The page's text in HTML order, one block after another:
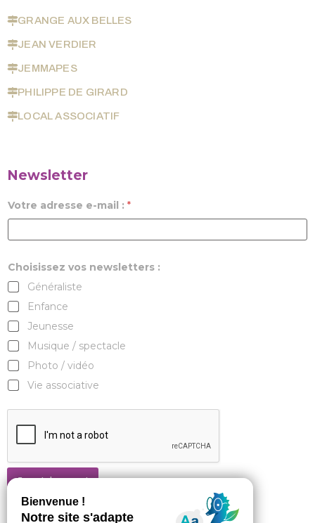
GRANGE AUX BELLES
JEAN VERDIER
JEMMAPES
PHILIPPE DE GIRARD
LOCAL ASSOCIATIF
Newsletter
Votre adresse e-mail : *
Choisissez vos newsletters :
Généraliste
Enfance
Jeunesse
Musique / spectacle
Photo / vidéo
Vie associative
Je m'abonne !